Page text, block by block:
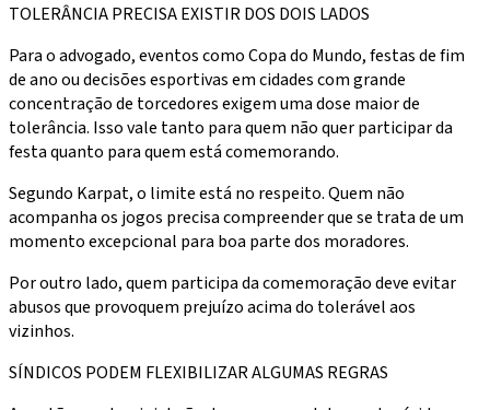
TOLERÂNCIA PRECISA EXISTIR DOS DOIS LADOS
Para o advogado, eventos como Copa do Mundo, festas de fim
de ano ou decisões esportivas em cidades com grande
concentração de torcedores exigem uma dose maior de
tolerância. Isso vale tanto para quem não quer participar da
festa quanto para quem está comemorando.
Segundo Karpat, o limite está no respeito. Quem não
acompanha os jogos precisa compreender que se trata de um
momento excepcional para boa parte dos moradores.
Por outro lado, quem participa da comemoração deve evitar
abusos que provoquem prejuízo acima do tolerável aos
vizinhos.
SÍNDICOS PODEM FLEXIBILIZAR ALGUMAS REGRAS